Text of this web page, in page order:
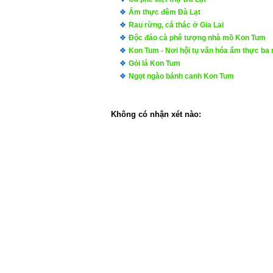
Ẩm thực đêm Đà Lạt
Rau rừng, cá thác ở Gia Lai
Độc đáo cà phê tượng nhà mồ Kon Tum
Kon Tum - Nơi hội tụ văn hóa ẩm thực ba
Gỏi lá Kon Tum
Ngọt ngào bánh canh Kon Tum
Không có nhận xét nào: